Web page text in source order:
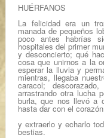
HUÉRFANOS
La felicidad era un
manada de pequeños
poco antes habrías
hospitales del primer
y desconcierto; qué
cosa que unirnos a la
esperar la lluvia y
mientras, llegaba
caracol;
arrastrando otra lucha
burla, que nos llevó a
hasta dar con el corazón
y extraerlo y echarlo
bestias.